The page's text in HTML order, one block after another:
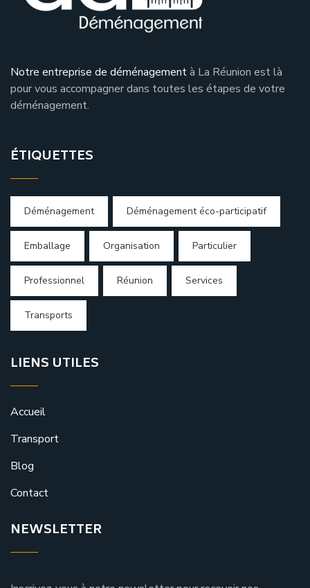
Notre entreprise de déménagementà La Réunion est là
pour vous accompagner dans toutes les étapes de votre
déménagement.
ÉTIQUETTES
Déménagement Déménagement éco-participatif
Emballage Organisation Particulier
Professionnel Réunion Services
Transports
LIENS UTILES
Accueil
Transport
Blog
Contact
NEWSLETTER